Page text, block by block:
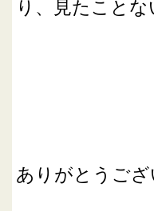
り、見たこと
ありがとうご